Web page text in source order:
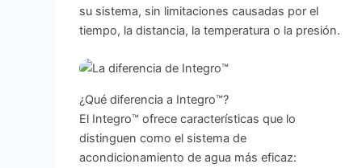
su sistema, sin limitaciones causadas por el
tiempo, la distancia, la temperatura o la presión.
¿Qué diferencia a Integro™?
El Integro™ ofrece características que lo
distinguen como el sistema de
acondicionamiento de agua más eficaz: